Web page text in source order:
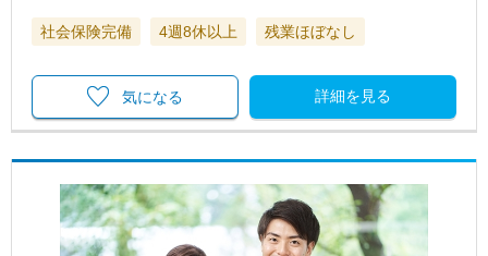
社会保険完備 4週8休以上 残業ほぼなし
詳細を見る
気になる